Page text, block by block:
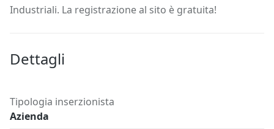
Industriali. La registrazione al sito è gratuita!
Dettagli
Tipologia inserzionista
Azienda